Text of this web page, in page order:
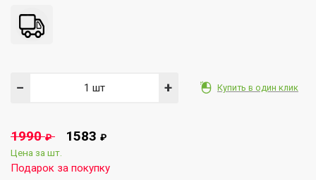
Купить в один клик
− +
1990 ₽ 1583 ₽
Цена за шт.
Подарок за покупку